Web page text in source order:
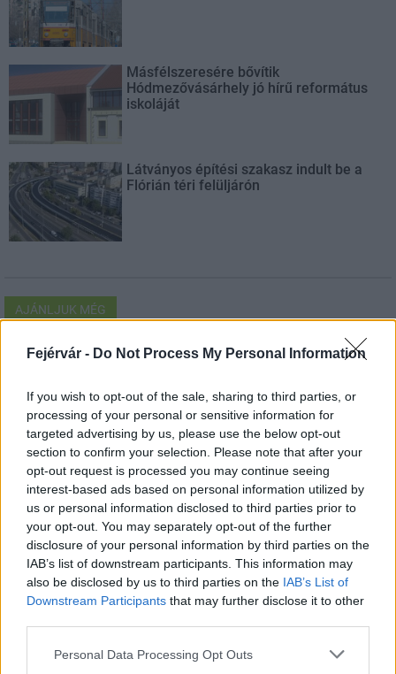
Fejérvár - Do Not Process My Personal Information
If you wish to opt-out of the sale, sharing to third parties, or
processing of your personal or sensitive information for
targeted advertising by us, please use the below opt-out
section to confirm your selection. Please note that after your
opt-out request is processed you may continue seeing
interest-based ads based on personal information utilized by
us or personal information disclosed to third parties prior to
your opt-out. You may separately opt-out of the further
disclosure of your personal information by third parties on the
IAB’s list of downstream participants. This information may
also be disclosed by us to third parties on the IAB’s List of
Downstream Participants that may further disclose it to other
Please note that this website/app uses one or more Google
Personal Data Processing Opt Outs
Másfélszeresére bővítik
Hódmezővásárhely jó hírű református
iskoláját
Látványos építési szakasz indult be a
Flórián téri felüljárón
AJÁNLJUK MÉG
Aktuális
Paks II.: Mit jelent az 5. blokk új mérföldköve a
felülvizsgálat árnyékában?
Aktuális